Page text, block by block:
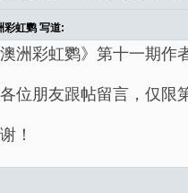
彩虹鹦 写道:
澳洲彩虹鹦》第十一期作
位朋友跟帖留言，仅限
！